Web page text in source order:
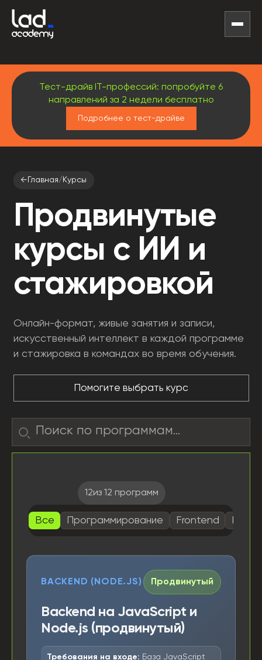
Тест-драйв IT-профессий: попробуйте 6
направлений за 2 недели бесплатно
Подробнее о тест-драйве
← Главная/ Курсы
Продвинутые
курсы с ИИ и
стажировкой
Онлайн-формат, живые занятия и записи,
искусственный интеллект в каждой программе
и стажировка в командах во время обучения.
Помогите выбрать курс
Поиск по названию
12из 12 программ
Все Программирование Frontend
BACKEND (NODE.JS) Продвинутый
Backend на JavaScript и
Node.js (продвинутый)
Требования на входе: База JavaScript